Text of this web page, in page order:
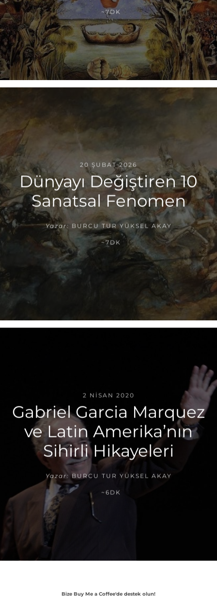
~7DK
20 ŞUBAT 2026
Dünyayı Değiştiren 10
Sanatsal Fenomen
Yazar: BURCU TUR YÜKSEL AKAY
~7DK
2 NISAN 2020
Gabriel Garcia Marquez
ve Latin Amerika’nın
Sihirli Hikayeleri
Yazar: BURCU TUR YÜKSEL AKAY
~6DK
Bize Buy Me a Coffee'de destek olun!